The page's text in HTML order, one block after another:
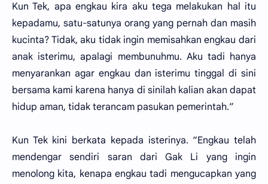
Kun Tek, apa engkau kira aku tega melakukan hal itu
kepadamu, satu-satunya orang yang pernah dan masih
kucinta? Tidak, aku tidak ingin memisahkan engkau dari
anak isterimu, apalagi membunuhmu. Aku tadi hanya
menyarankan agar engkau dan isterimu tinggal di sini
bersama kami karena hanya di sinilah kalian akan dapat
hidup aman, tidak terancam pasukan pemerintah.”
Kun Tek kini berkata kepada isterinya. “Engkau telah
mendengar sendiri saran dari Gak Li yang ingin
menolong kita, kenapa engkau tadi mengucapkan yang